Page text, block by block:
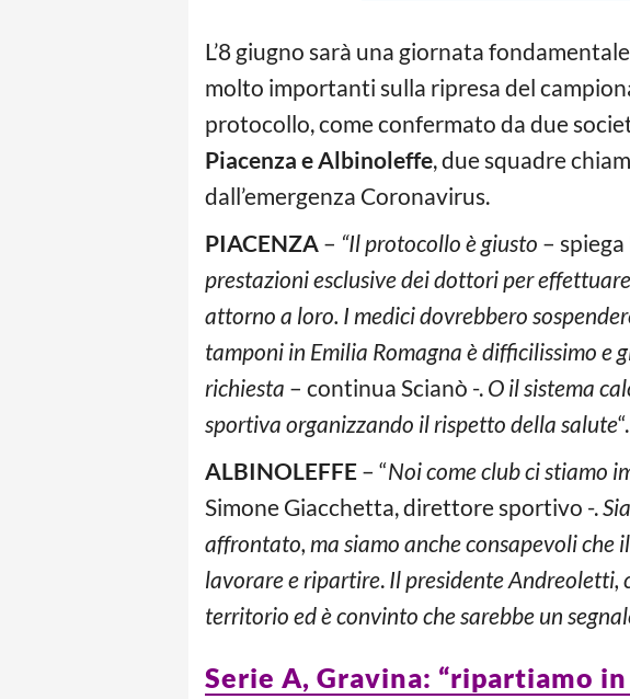
L’8 giugno sarà una giornata
molto importanti sulla ripresa del
protocollo, come confermato da due
Piacenza e Albinoleffe, due squadre
dall’emergenza Coronavirus.
PIACENZA – “Il protocollo è giusto –
prestazioni esclusive dei dottori per
attorno a loro. I medici dovrebbero
tamponi in Emilia Romagna è difficilissimo e
richiesta – continua Scianò -. O il sistema
sportiva organizzando il rispetto della salute“.
ALBINOLEFFE – “Noi come club ci stiamo
Simone Giacchetta, direttore sportivo -.
affrontato, ma siamo anche consapevoli che
lavorare e ripartire. Il presidente Andreoletti,
territorio ed è convinto che sarebbe un
Serie A, Gravina: “ripartiamo